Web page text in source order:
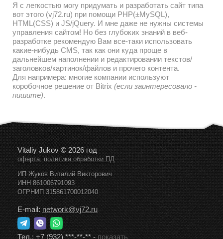
Я с легкостью могу придумать и разработать сайт типа
вот этого (vj72.ru) при помощи PHP(±MySQL),
HTML(CSS) и JS/jQuery. И мне даже не нужны системы
управления сайтом! Но без глубоких знаний в веб-
разработке рекомендую Вам все-таки использовать
какие-нибудь CMS, так как они куда проще в
дальнейшем наполнении и редактировании текстов/
заголовков/картинок/файлов и прочего контента.
Для напримера: многие компании используют
коробочное решение от Bitrix (если заинтересовало -
пишите).
Vitaliy Jukov © 2026 год
оферта,политика обработки ПД
ИП Жуков Виталий Викторович
ИНН 861006791093
ОГРНИП 315861700012040
E-mail:network@vj72.ru
Тел.:+7 (932) ***-**-**-показать